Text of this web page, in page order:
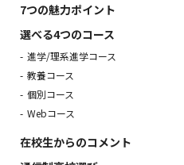
7つの魅力ポイント
選べる4つのコース
進学/理系進学コース
教養コース
個別コース
Webコース
在校生からのコメント